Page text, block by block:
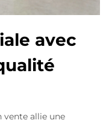
avec
vente allie une